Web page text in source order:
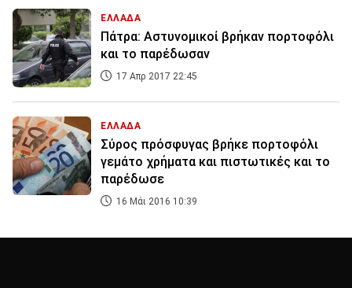
ΕΛΛΑΔΑ
Πάτρα: Αστυνομικοί βρήκαν πορτοφόλι
και το παρέδωσαν
17 Απρ 2017 22:45
ΕΛΛΑΔΑ
Σύρος πρόσφυγας βρήκε πορτοφόλι
γεμάτο χρήματα και πιστωτικές και το
παρέδωσε
16 Μάι 2016 10:39